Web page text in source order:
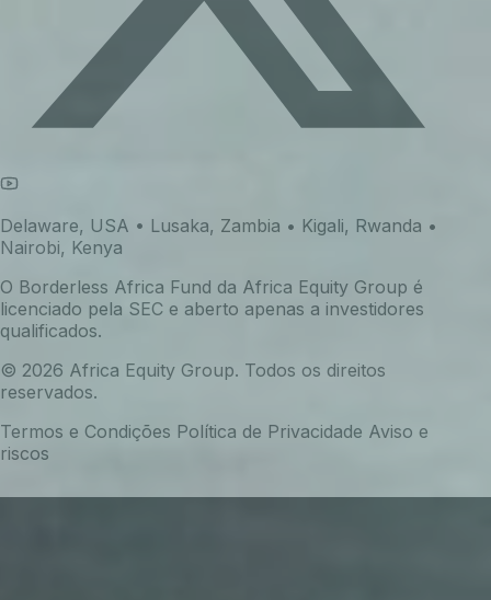
Delaware, USA • Lusaka, Zambia • Kigali, Rwanda •
Nairobi, Kenya
O Borderless Africa Fund da Africa Equity Group é
licenciado pela SEC e aberto apenas a investidores
qualificados.
© 2026 Africa Equity Group. Todos os direitos
reservados.
Termos e Condições Política de Privacidade Aviso e
riscos